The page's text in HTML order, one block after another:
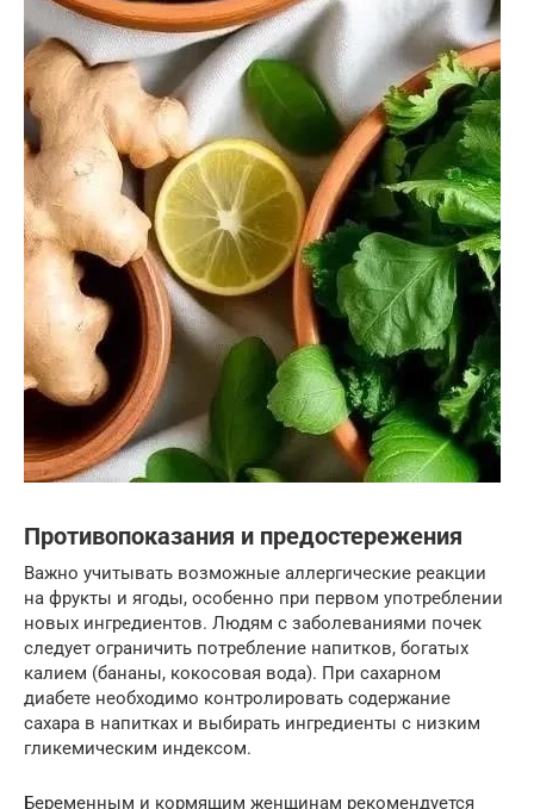
Противопоказания и предостережения
Важно учитывать возможные аллергические реакции
на фрукты и ягоды, особенно при первом употреблении
новых ингредиентов. Людям с заболеваниями почек
следует ограничить потребление напитков, богатых
калием (бананы, кокосовая вода). При сахарном
диабете необходимо контролировать содержание
сахара в напитках и выбирать ингредиенты с низким
гликемическим индексом.
Беременным и кормящим женщинам рекомендуется